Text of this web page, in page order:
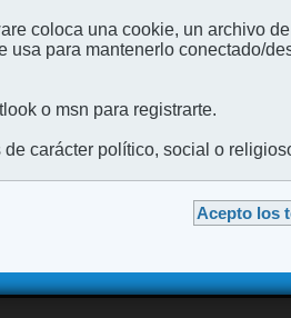
coloca una cookie, un archivo
usa para mantenerlo conectado/
o msn para registrarte.
carácter político, social o